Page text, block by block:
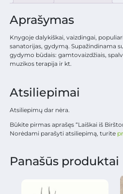
Aprašymas
Knygoje dalykiškai, vaizdingai,
sanatorijas, gydymą. Supažindinama
gydymo būdais: gamtovaizdžiais,
muzikos terapija ir kt.
Atsiliepimai
Atsiliepimų dar nėra.
Būkite pirmas aprašęs “Laiškai iš
Norėdami parašyti atsiliepimą, turite
Panašūs produktai